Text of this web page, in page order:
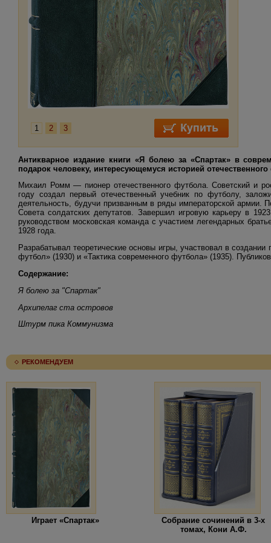
1 2 3
Антикварное издание книги «Я болею за «Спартак» в
подарок человеку, интересующемуся историей
Михаил Ромм — пионер отечественного футбола. Советский и
году создал первый отечественный учебник по футболу,
деятельность, будучи призванным в ряды императорской армии.
Совета солдатских депутатов. Завершил игровую карьеру в
руководством московская команда с участием легендарных
1928 года.
Разрабатывал теоретические основы игры, участвовал в
футбол» (1930) и «Тактика современного футбола» (1935).
Содержание:
Я болею за "Спартак"
Архипелаг ста островов
Штурм пика Коммунизма
РЕКОМЕНДУЕМ
Играет «Спартак»
Собрание сочинений в 3-х
томах, Кони А.Ф.